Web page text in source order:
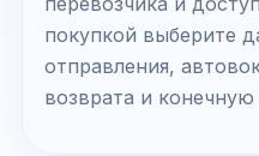
покупкой выберите
отправления,
возврата и конечную